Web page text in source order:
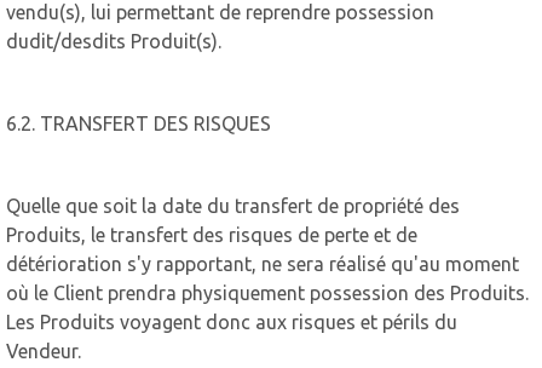
vendu(s), lui permettant de reprendre possession
dudit/desdits Produit(s).
6.2. TRANSFERT DES RISQUES
Quelle que soit la date du transfert de propriété des
Produits, le transfert des risques de perte et de
détérioration s'y rapportant, ne sera réalisé qu'au moment
où le Client prendra physiquement possession des Produits.
Les Produits voyagent donc aux risques et périls du
Vendeur.